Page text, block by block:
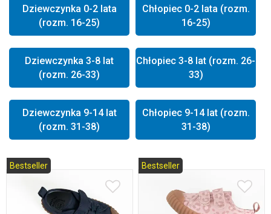
Zapisz
Dziewczynka 0-2 lata
(rozm. 16-25)
Chłopiec 0-2 lata (rozm.
16-25)
Dziewczynka 3-8 lat
(rozm. 26-33)
Chłopiec 3-8 lat (rozm. 26-
33)
Dziewczynka 9-14 lat
(rozm. 31-38)
Chłopiec 9-14 lat (rozm.
31-38)
Bestseller Bestseller